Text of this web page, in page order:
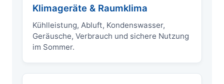
Klimageräte & Raumklima
Kühlleistung, Abluft, Kondenswasser,
Geräusche, Verbrauch und sichere Nutzung
im Sommer.